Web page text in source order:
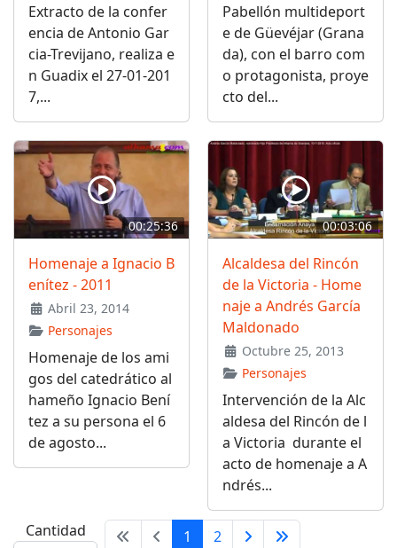
Extracto de la confer
encia de Antonio Gar
cia-Trevijano, realiza e
n Guadix el 27-01-201
7,...
Pabellón multideport
e de Güevéjar (Grana
da), con el barro com
o protagonista, proye
cto del...
00:25:36
Homenaje a Ignacio B
enítez - 2011
Abril 23, 2014
Personajes
Homenaje de los ami
gos del catedrático al
hameño Ignacio Bení
tez a su persona el 6
de agosto...
00:03:06
Alcaldesa del Rincón
de la Victoria - Home
naje a Andrés García
Maldonado
Octubre 25, 2013
Personajes
Intervención de la Alc
aldesa del Rincón de l
a Victoria durante el
acto de homenaje a A
ndrés...
Cantidad 1 2